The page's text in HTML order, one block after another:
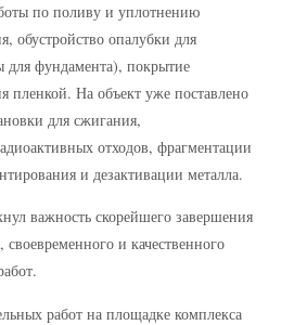
по поливу и уплотнению
обустройство опалубки для
для фундамента), покрытие
пленкой. На объект уже поставлено
для сжигания,
отходов, фрагментации
и дезактивации металла.
важность скорейшего завершения
своевременного и качественного
работ на площадке комплекса